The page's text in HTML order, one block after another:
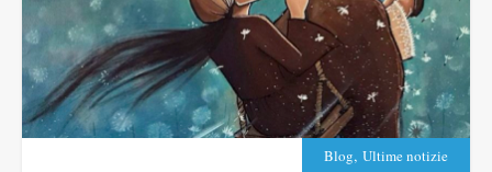
Blog, Ultime notizie